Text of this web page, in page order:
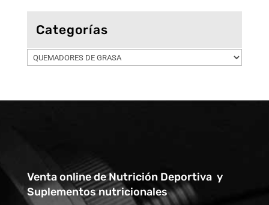
Categorías
Venta online de Nutrición Deportiva y
Suplementos nutricionales